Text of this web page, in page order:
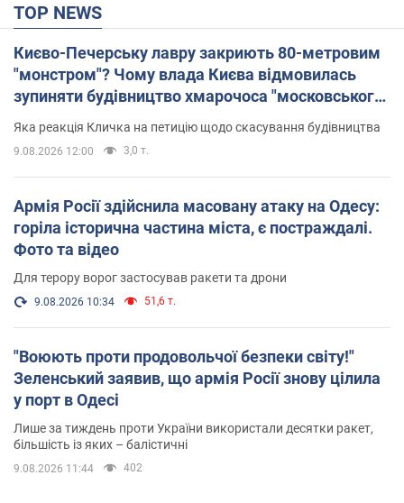
TOP NEWS
Києво-Печерську лавру закриють 80-метровим
"монстром"? Чому влада Києва відмовилась
зупиняти будівництво хмарочоса "московського
вірянина"
Яка реакція Кличка на петицію щодо скасування будівництва
9.08.2026 12:00 3,0 т.
Армія Росії здійснила масовану атаку на Одесу:
горіла історична частина міста, є постраждалі.
Фото та відео
Для терору ворог застосував ракети та дрони
9.08.2026 10:34 51,6 т.
"Воюють проти продовольчої безпеки світу!"
Зеленський заявив, що армія Росії знову цілила
у порт в Одесі
Лише за тиждень проти України використали десятки ракет,
більшість із яких – балістичні
9.08.2026 11:44 402